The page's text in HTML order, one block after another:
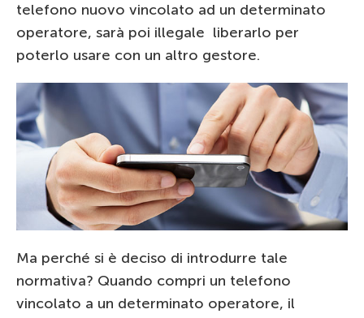
telefono nuovo vincolato ad un determinato
operatore, sarà poi illegale liberarlo per
poterlo usare con un altro gestore.
Ma perché si è deciso di introdurre tale
normativa? Quando compri un telefono
vincolato a un determinato operatore, il